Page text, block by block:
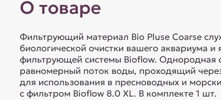
О товаре
Фильтрующий материал Bio Pluse Coarse
биологической очистки вашего аквариума
фильтрующей системы Bioflow. Однородная
равномерный поток воды, проходящий
для использования в пресноводных и
с фильтром Bioflow 8.0 XL. В комплекте 1 шт.